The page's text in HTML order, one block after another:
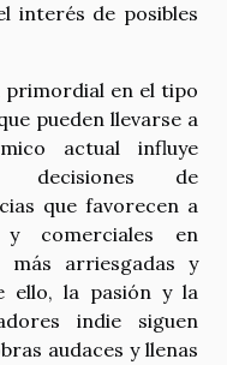
interés de posibles
primordial en el tipo
pueden llevarse a
actual influye
decisiones de
que favorecen a
comerciales en
arriesgadas y
ello, la pasión y la
indie siguen
audaces y llenas